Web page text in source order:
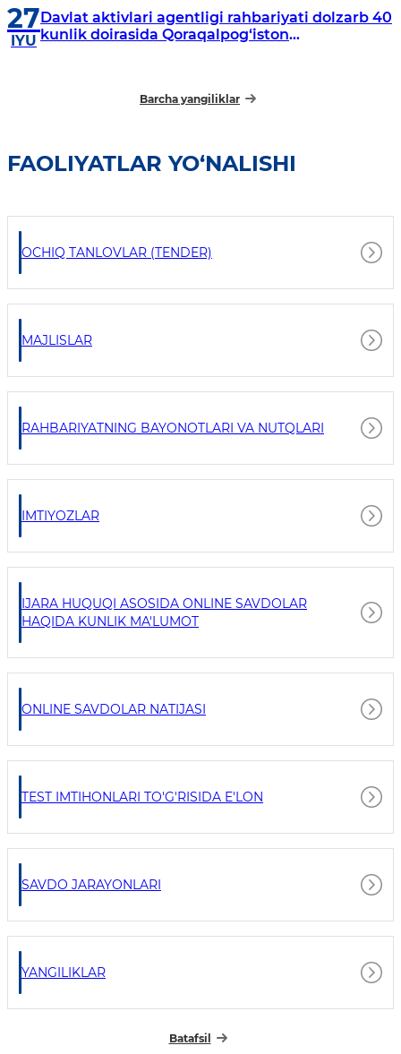
27
IYU
Davlat aktivlari agentligi rahbariyati dolzarb 40
kunlik doirasida Qoraqalpog‘iston
Barcha yangiliklar
FAOLIYATLAR YO‘NALISHI
OCHIQ TANLOVLAR (TENDER)
MAJLISLAR
RAHBARIYATNING BAYONOTLARI VA NUTQLARI
IMTIYOZLAR
IJARA HUQUQI ASOSIDA ONLINE SAVDOLAR
HAQIDA KUNLIK MA'LUMOT
ONLINE SAVDOLAR NATIJASI
TEST IMTIHONLARI TO'G'RISIDA E'LON
SAVDO JARAYONLARI
YANGILIKLAR
Batafsil